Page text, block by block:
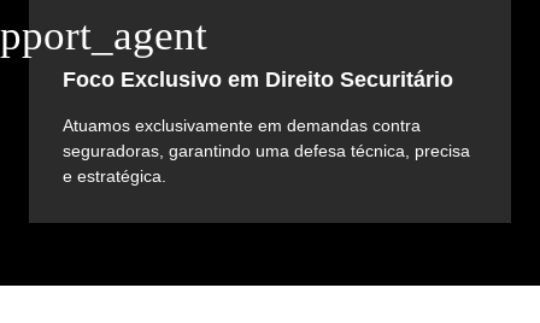
Foco Exclusivo em Direito Securitário
Atuamos exclusivamente em demandas contra
seguradoras, garantindo uma defesa técnica, precisa
e estratégica.